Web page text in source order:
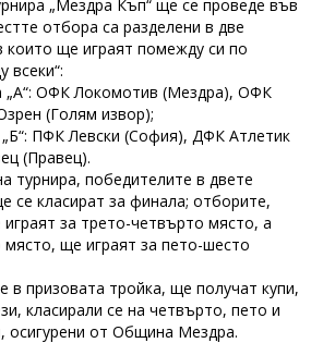
„Мездра Къп“ ще се проведе във
отбора са разделени в две
които ще играят помежду си по
всеки“:
„А“: ОФК Локомотив (Мездра), ОФК
(Голям извор);
„Б“: ПФК Левски (София), ДФК Атлетик
(Правец).
турнира, победителите в двете
се класират за финала; отборите,
за трето-четвърто място, а
ще играят за пето-шесто
в призовата тройка, ще получат купи,
класирали се на четвърто, пето и
осигурени от Община Мездра.